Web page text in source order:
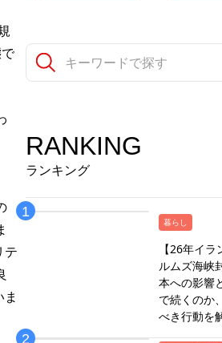
テ
RANKING
ランキング
暮らし
【26年イ
ルムズ海峡
本への影響
で続くのか
べき行動を